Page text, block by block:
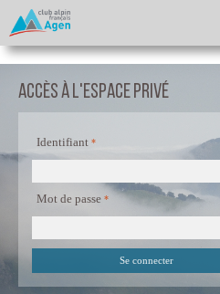
Accès à l'espace privé
Identifiant
Mot de passe